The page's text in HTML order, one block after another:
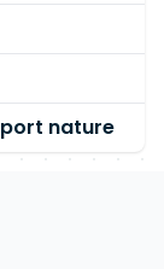
nature